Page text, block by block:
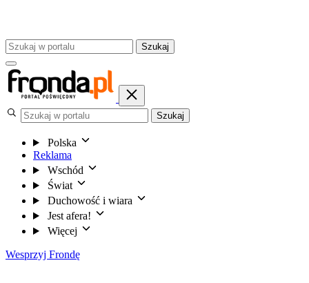
Szukaj
Szukaj
Polska
Reklama
Wschód
Świat
Duchowość i wiara
Jest afera!
Więcej
Wesprzyj Frondę